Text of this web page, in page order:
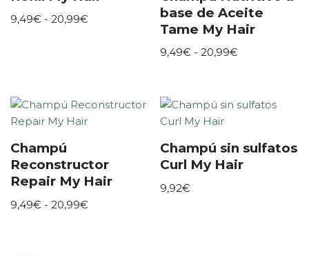
9,49€ - 20,99€
base de Aceite
Tame My Hair
9,49€ - 20,99€
Champú
Reconstructor
Repair My Hair
9,49€ - 20,99€
Champú sin sulfatos
Curl My Hair
9,92€